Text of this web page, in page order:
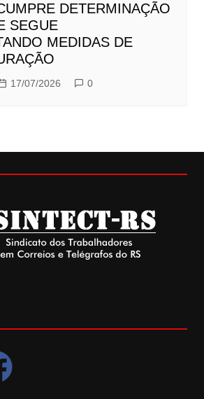
DETERMINAÇÃO
SEGUE
MEDIDAS DE
17/07/2026 0